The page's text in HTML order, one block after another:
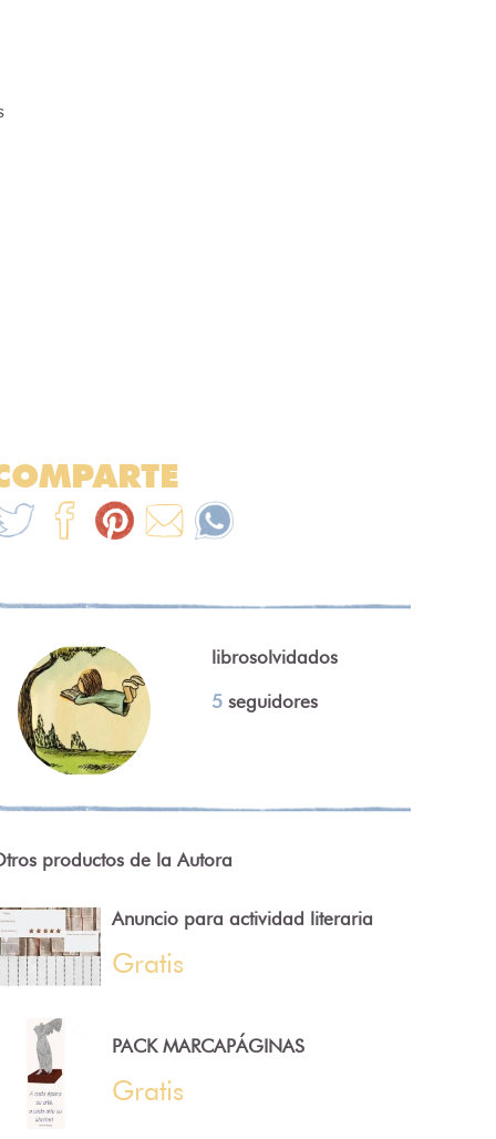
librosolvidados
5 seguidores
productos de la Autora
Anuncio para actividad literaria
Gratis
PACK MARCAPÁGINAS
Gratis